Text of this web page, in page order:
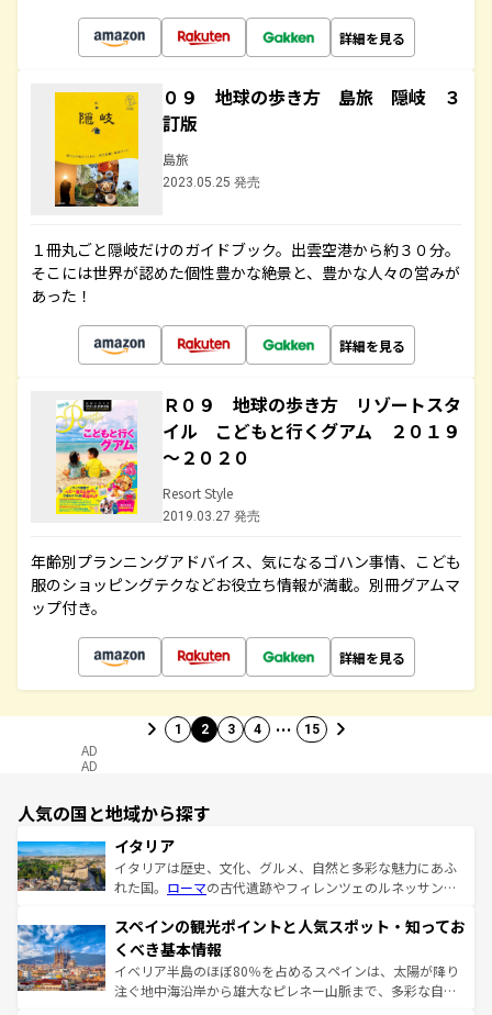
詳細を見る
０９ 地球の歩き方 島旅 隠岐 ３
訂版
島旅
2023.05.25 発売
１冊丸ごと隠岐だけのガイドブック。出雲空港から約３０分。
そこには世界が認めた個性豊かな絶景と、豊かな人々の営みが
あった！
詳細を見る
Ｒ０９ 地球の歩き方 リゾートスタ
イル こどもと行くグアム ２０１９
～２０２０
Resort Style
2019.03.27 発売
年齢別プランニングアドバイス、気になるゴハン事情、こども
服のショッピングテクなどお役立ち情報が満載。別冊グアムマ
ップ付き。
詳細を見る
1 2 3 4 … 15
AD
AD
人気の国と地域から探す
イタリア
イタリアは歴史、文化、グルメ、自然と多彩な魅力にあふ
れた国。 ローマの古代遺跡やフィレンツェのルネッサンス
ろん、トスカーナの美しい田園風景やアマルフィ海岸の絶
景など、自然景観も見逃せない。観光の合間には、本場の
ピザやパスタなど、絶品のイタリア料理を堪能することも
できる。朝目覚めてから夜眠るまで、すべての瞬間を楽し
スペインの観光ポイントと人気スポット・知ってお
くべき基本情報
イベリア半島のほぼ80％を占めるスペインは、太陽が降り
注ぐ地中海沿岸から雄大なピレネー山脈まで、多彩な自然